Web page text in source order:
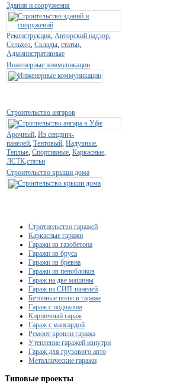
Здания и сооружения
Реконструкция Авторский надзор
Сельхоз Склады статьи
Административные
Инженерные коммуникации
Строительство ангаров
Арочный Из сендвич-
панелей Тентовый Надувные
Теплые Спортивные Каркасные
ЛСТК статьи
Строительство крыши дома
Стротиельство гаражей
Каркасные гаражи
Гаражи из газобетона
Гаражи из бруса
Гаражи из бревна
Гаражи из пеноблоков
Гараж на две машины
Гараж из СИП-панелей
Бетонные полы в гараже
Гараж с подвалом
Кирпичный гараж
Гараж с мансардой
Ремонт кровли гаража
Утепление гаражей изнутри
Гараж для грузового авто
Металлические гаражи
Типовые проекты